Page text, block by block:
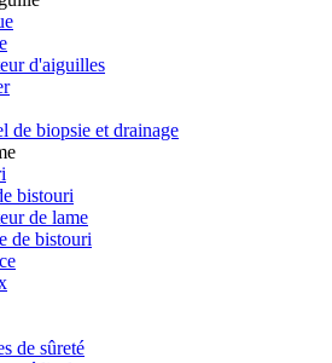
d'aiguilles
de biopsie et drainage
bistouri
de lame
de bistouri
de sûreté